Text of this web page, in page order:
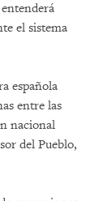
el sistema
española
entre las
nacional
del Pueblo,